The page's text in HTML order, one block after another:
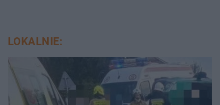
LOKALNIE: